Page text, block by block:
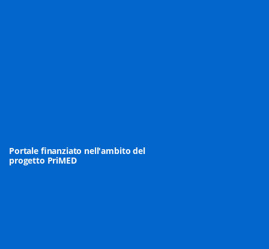
Portale finanziato nell'ambito del
progetto PriMED